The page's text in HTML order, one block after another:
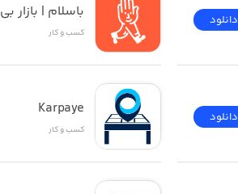
دانلود
دانلود
باسلام | بازار بی‌مرز
کسب‌ و ‌کار
Karpaye
کسب‌ و ‌کار